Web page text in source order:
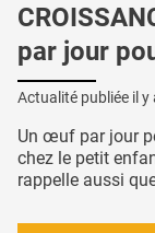
par jour
Actualité publiée il y
Un œuf par jour
chez le petit
rappelle aussi